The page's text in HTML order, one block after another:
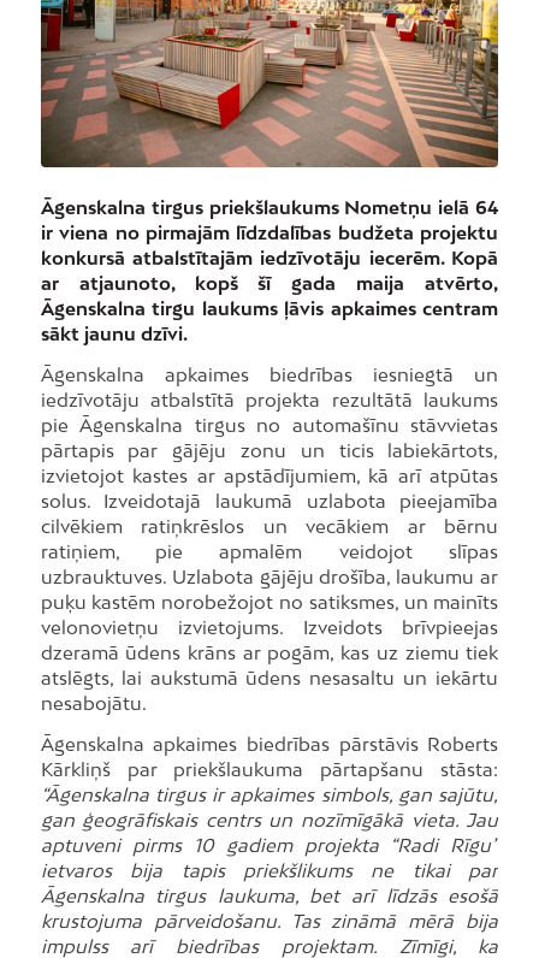
Āgenskalna tirgus priekšlaukums Nometņu ielā 64
ir viena no pirmajām līdzdalības budžeta projektu
konkursā atbalstītajām iedzīvotāju iecerēm. Kopā
ar atjaunoto, kopš šī gada maija atvērto,
Āgenskalna tirgu laukums ļāvis apkaimes centram
sākt jaunu dzīvi.
Āgenskalna apkaimes biedrības iesniegtā un
iedzīvotāju atbalstītā projekta rezultātā laukums
pie Āgenskalna tirgus no automašīnu stāvvietas
pārtapis par gājēju zonu un ticis labiekārtots,
izvietojot kastes ar apstādījumiem, kā arī atpūtas
solus. Izveidotajā laukumā uzlabota pieejamība
cilvēkiem ratiņkrēslos un vecākiem ar bērnu
ratiņiem, pie apmalēm veidojot slīpas
uzbrauktuves. Uzlabota gājēju drošība, laukumu ar
puķu kastēm norobežojot no satiksmes, un mainīts
velonovietņu izvietojums. Izveidots brīvpieejas
dzeramā ūdens krāns ar pogām, kas uz ziemu tiek
atslēgts, lai aukstumā ūdens nesasaltu un iekārtu
nesabojātu.
Āgenskalna apkaimes biedrības pārstāvis Roberts
Kārkliņš par priekšlaukuma pārtapšanu stāsta:
“Āgenskalna tirgus ir apkaimes simbols, gan sajūtu,
gan ģeogrāfiskais centrs un nozīmīgākā vieta. Jau
aptuveni pirms 10 gadiem projekta “Radi Rīgu”
ietvaros bija tapis priekšlikums ne tikai par
Āgenskalna tirgus laukuma, bet arī līdzās esošā
krustojuma pārveidošanu. Tas zināmā mērā bija
impulss arī biedrības projektam. Zīmīgi, ka